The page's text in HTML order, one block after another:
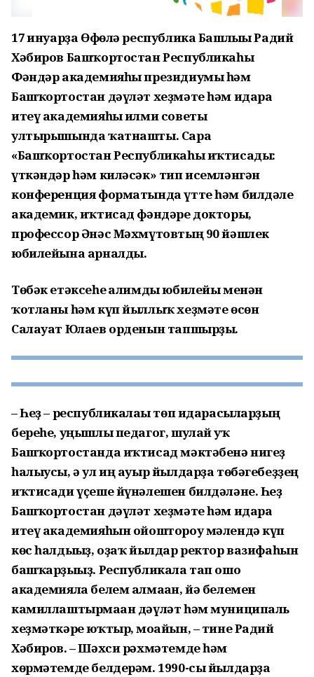
17 ғинуарҙа Өфөлә республика Башлығы Радий
Хәбиров Башҡортостан Республикаһы
Фәндәр академияһы президиумы һәм
Башҡортостан дәүләт хеҙмәте һәм идара
итеү академияһы ғилми советы
ултырышында ҡатнашты. Сара
«Башҡортостан Республикаһы иҡтисады:
үткәндәр һәм киләсәк» тип исемләнгән
конференция форматында үтте һәм билдәле
академик, иҡтисад фәндәре докторы,
профессор Әнәс Мәхмүтовтың 90 йәшлек
юбилейына арналды.
Төбәк етәксеһе ғалимды юбилейы менән
ҡотланы һәм күп йыллыҡ хеҙмәте өсөн
Салауат Юлаев орденын тапшырҙы.
– Һеҙ – республикалағы төп идарасыларҙың
береһе, уңышлы педагог, шулай уҡ
Башҡортостанда иҡтисад мәктәбенә нигеҙ
һалыусы, ә ул иң ауыр йылдарҙа төбәгебеҙҙең
иҡтисади үҫеше йүнәлешен билдәләне. Һеҙ
Башҡортостан дәүләт хеҙмәте һәм идара
итеү академияһын ойоштороу мәлендә күп
көс һалдығыҙ, оҙаҡ йылдар ректор вазифаһын
башҡарҙығыҙ. Республикала тап ошо
академияла белем алмаған, йә белемен
камиллаштырмаған дәүләт һәм муниципаль
хеҙмәткәре юҡтыр, моғайын, – тине Радий
Хәбиров. – Шәхси рәхмәтемде һәм
хөрмәтемде белдерәм. 1990-сы йылдарҙа